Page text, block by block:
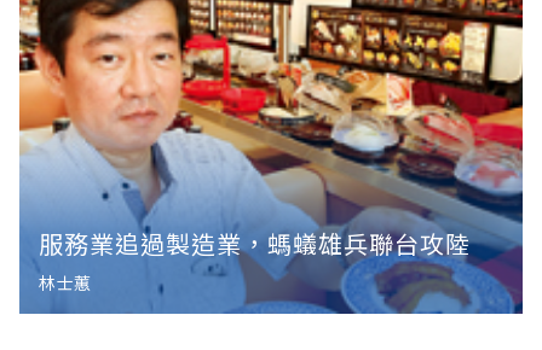
服務業追過製造業，螞蟻雄兵聯台攻陸
林士蕙